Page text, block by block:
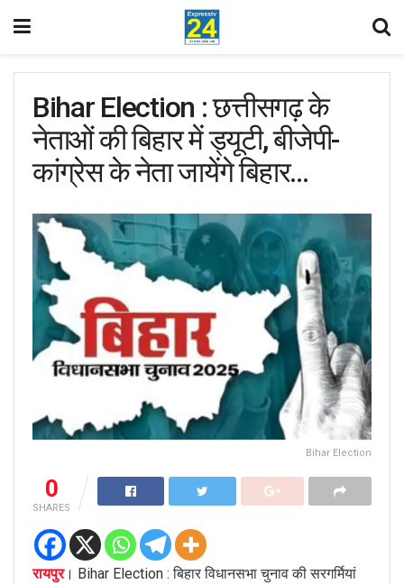
Bihar Election : छत्तीसगढ़ के
नेताओं की बिहार में ड्यूटी, बीजेपी-
कांग्रेस के नेता जायेंगे बिहार…
Bihar Election
0
SHARES
रायपुर। Bihar Election : बिहार विधानसभा चुनाव की सरगर्मियां